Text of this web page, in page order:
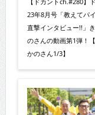
23年8月号「教えてパ
直撃インタビュー!!」
のさんの動画第1弾！
かのさん1/3】